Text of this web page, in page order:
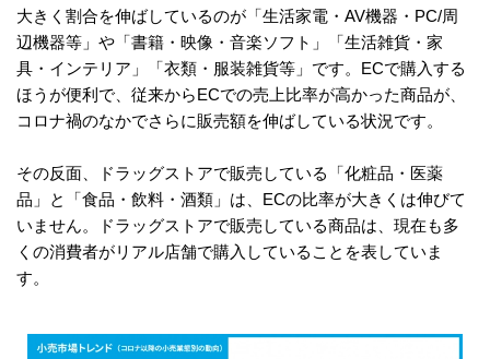
大きく割合を伸ばしているのが「生活家電・AV機器・PC/周
辺機器等」や「書籍・映像・音楽ソフト」「生活雑貨・家
具・インテリア」「衣類・服装雑貨等」です。ECで購入する
ほうが便利で、従来からECでの売上比率が高かった商品が、
コロナ禍のなかでさらに販売額を伸ばしている状況です。
その反面、ドラッグストアで販売している「化粧品・医薬
品」と「食品・飲料・酒類」は、ECの比率が大きくは伸びて
いません。ドラッグストアで販売している商品は、現在も多
くの消費者がリアル店舗で購入していることを表していま
す。